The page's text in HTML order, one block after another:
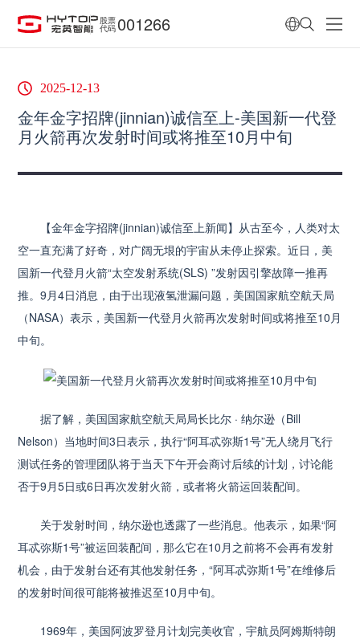
股票
代码 001266
2025-12-13
金年金字招牌(jinnian)诚信至上-美国新一代登
月火箭再次发射时间或将推至10月中旬
【金年金字招牌(jinnian)诚信至上新闻】从古至今，人类对太
空一直充满了好奇，对广阔无垠的宇宙从未停止探索。近日，美
国新一代登月火箭“太空发射系统(SLS) ”发射因引擎故障一推再
推。9月4日消息，由于出现液氢泄漏问题，美国国家航空航天局
（NASA）表示，美国新一代登月火箭再次发射时间或将推至10月
中旬。
据了解，美国国家航空航天局局长比尔 · 纳尔逊（Bill
Nelson）当地时间3日表示，执行“阿耳忒弥斯1号”无人绕月飞行
测试任务的管理团队将于当天下午开会商讨后续的计划，讨论能
否于9月5日或6日再次发射火箭，或者将火箭运回装配间。
关于发射时间，纳尔逊也透露了一些消息。他表示，如果“阿
耳忒弥斯1号”被运回装配间，那么它在10月之前将不会再有发射
机会，由于发射台还有其他发射任务，“阿耳忒弥斯1号”在维修后
的发射时间很可能将被推迟至10月中旬。
1969年，美国阿波罗登月计划完美收官，宇航员阿姆斯特朗